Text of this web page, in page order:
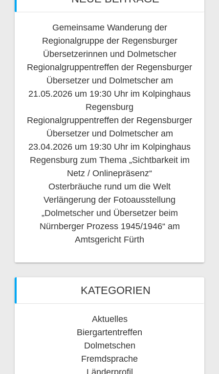
Gemeinsame Wanderung der
Regionalgruppe der Regensburger
Übersetzerinnen und Dolmetscher
Regionalgruppentreffen der Regensburger
Übersetzer und Dolmetscher am
21.05.2026 um 19:30 Uhr im Kolpinghaus
Regensburg
Regionalgruppentreffen der Regensburger
Übersetzer und Dolmetscher am
23.04.2026 um 19:30 Uhr im Kolpinghaus
Regensburg zum Thema „Sichtbarkeit im
Netz / Onlinepräsenz“
Osterbräuche rund um die Welt
Verlängerung der Fotoausstellung
„Dolmetscher und Übersetzer beim
Nürnberger Prozess 1945/1946“ am
Amtsgericht Fürth
KATEGORIEN
Aktuelles
Biergartentreffen
Dolmetschen
Fremdsprache